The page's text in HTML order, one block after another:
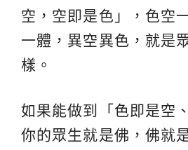
空，空即是色」，色空
一體，異空異色，就是
樣。
如果能做到「色即是空
你的眾生就是佛，佛就